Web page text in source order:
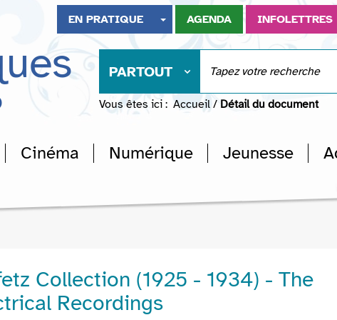
EN PRATIQUE AGENDA INFOLETTRES
PARTOUT
Vous êtes ici : Accueil / Détail du document
Cinéma Numérique Jeunesse
Collection (1925 - 1934) - The
Recordings